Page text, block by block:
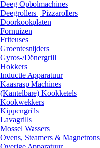
Deeg Opbolmachines
Deegrollers | Pizzarollers
Doorkookplaten
Fornuizen
Friteuses
Groentesnijders
Gyros-/Dönergrill
Hokkers
Inductie Apparatuur
Kaasrasp Machines
(Kantelbare) Kookketels
Kookwekkers
Kippengrills
Lavagrills
Mossel Wassers
Ovens, Steamers & Magnetrons